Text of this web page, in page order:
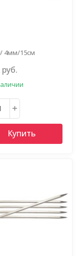
4мм/15см
Купить